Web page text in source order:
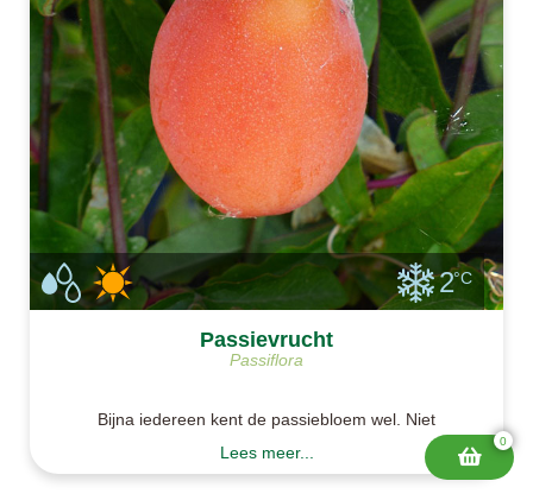
0
Passievrucht
Passiflora
2°C
Bijna iedereen kent de passiebloem wel. Niet
iedereen weet dat deze ook vruchten kan maken. In
ons klimaat werkt dat het beste met andere rassen.
Lees meer...